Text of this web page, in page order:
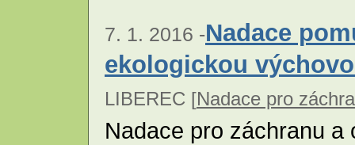
7. 1. 2016 -Nadace
ekologickou
LIBEREC [Nadace pro
Nadace pro záchranu